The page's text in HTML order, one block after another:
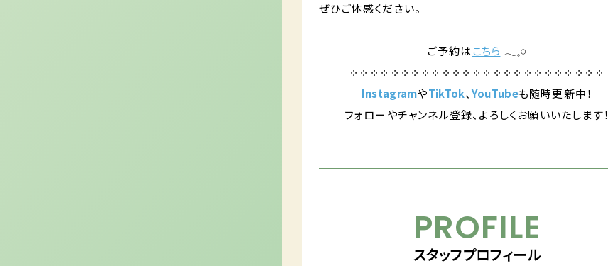
ぜひご体感ください。
ご予約は こちら 𓂃𓈒𓏸
༶ ༶ ༶ ༶ ༶ ༶ ༶ ༶ ༶ ༶ ༶ ༶ ༶ ༶ ༶ ༶ ༶ ༶ ༶ ༶ ༶ ༶ ༶ ༶ ༶
InstagramやTikTok、YouTubeも随時更新中！
フォローやチャンネル登録、よろしくお願いいたします！
PROFILE
スタッフプロフィール